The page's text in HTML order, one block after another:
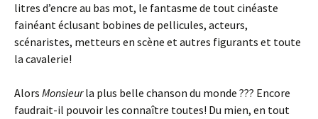
litres d’encre au bas mot, le fantasme de tout cinéaste
fainéant éclusant bobines de pellicules, acteurs,
scénaristes, metteurs en scène et autres figurants et toute
la cavalerie!
Alors Monsieurla plus belle chanson du monde ??? Encore
faudrait-il pouvoir les connaître toutes! Du mien, en tout